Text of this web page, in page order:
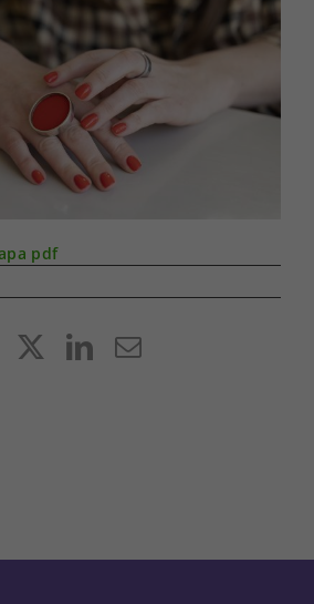
pdf
FacebookLinkedIn
E-